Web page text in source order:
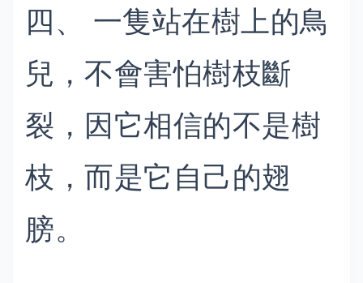
四、 一隻站在樹上的鳥
兒，不會害怕樹枝斷
裂，因它相信的不是樹
枝，而是它自己的翅
膀。